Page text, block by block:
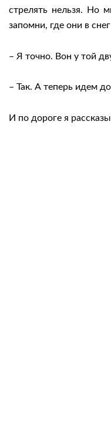
стрелять нельзя. Но
запомни, где они в
– Я точно. Вон у той
– Так. А теперь идем
И по дороге я